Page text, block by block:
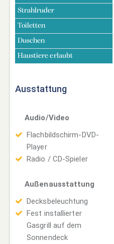
Strahlruder
Toiletten
Duschen
Haustiere erlaubt
Ausstattung
Audio/Video
Flachbildschirm-DVD-
Player
Radio / CD-Spieler
Außenausstattung
Decksbeleuchtung
Fest installierter
Gasgrill auf dem
Sonnendeck